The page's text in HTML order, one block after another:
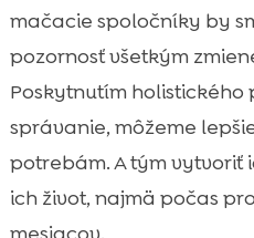
mačacie spoločníky by
pozornosť všetkým
Poskytnutím
správanie, môžeme
potrebám. A tým
ich život, najmä počas